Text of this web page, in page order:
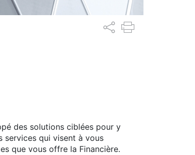
des solutions ciblées pour y
services qui visent à vous
que vous offre la Financière.